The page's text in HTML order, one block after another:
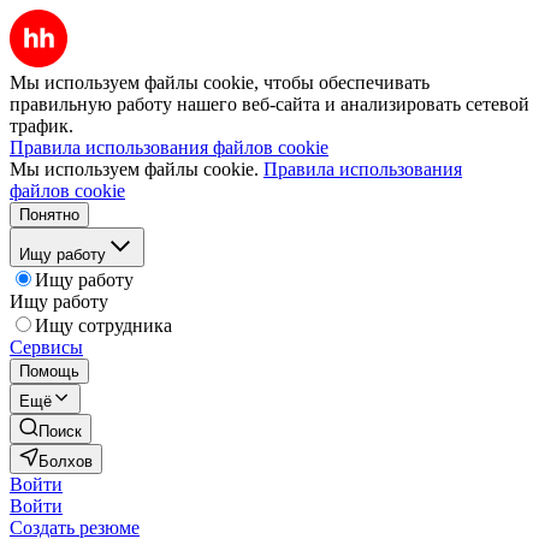
Мы используем файлы cookie, чтобы обеспечивать
правильную работу нашего веб-сайта и анализировать сетевой
трафик.
Правила использования файлов cookie
Мы используем файлы cookie. Правила использования
файлов cookie
Понятно
Ищу работу
Ищу работу
Ищу работу
Ищу сотрудника
Сервисы
Помощь
Ещё
Поиск
Болхов
Войти
Войти
Создать резюме